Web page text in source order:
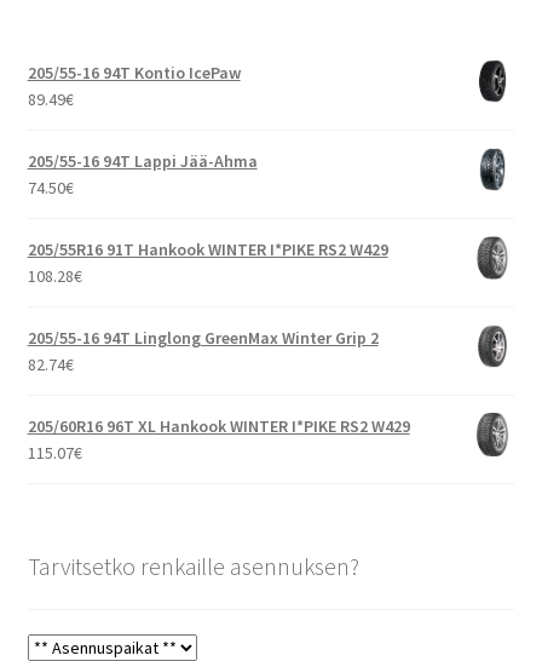
205/55-16 94T Kontio IcePaw
89.49€
205/55-16 94T Lappi Jää-Ahma
74.50€
205/55R16 91T Hankook WINTER I*PIKE RS2 W429
108.28€
205/55-16 94T Linglong GreenMax Winter Grip 2
82.74€
205/60R16 96T XL Hankook WINTER I*PIKE RS2 W429
115.07€
Tarvitsetko renkaille asennuksen?